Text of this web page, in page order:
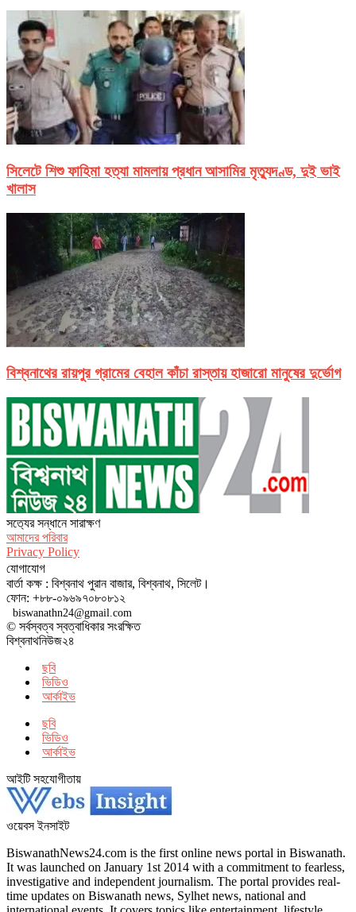
সিলেটে শিশু ফাহিমা হত্যা মামলায় প্রধান আসামির মৃত্যুদণ্ড, দুই ভাই
খালাস
বিশ্বনাথের রায়পুর গ্রামের বেহাল কাঁচা রাস্তায় হাজারো মানুষের দুর্ভোগ
সত‌্যের সন্ধানে সারাক্ষণ
আমাদের পরিবার
Privacy Policy
যোগাযোগ
বার্তা কক্ষ : বিশ্বনাথ পুরান বাজার, বিশ্বনাথ, সিলেট।
ফোন: +৮৮-০৯৬৯৭০৮০৮১২
biswanathn24@gmail.com
© সর্বস্বত্ব স্বত্বাধিকার সংরক্ষিত
বিশ্বনাথনিউজ২৪
ছবি
ভিডিও
আর্কাইভ
ছবি
ভিডিও
আর্কাইভ
আইটি সহযোগীতায়
ওয়েবস ইনসাইট
BiswanathNews24.com is the first online news portal in Biswanath.
It was launched on January 1st 2014 with a commitment to fearless,
investigative and independent journalism. The portal provides real-
time updates on Biswanath news, Sylhet news, national and